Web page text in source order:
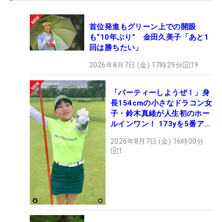
2次予選では2日目に「78」を叩きながら、そこから
カムバックも果たした。「前半だけで『41』も打っ
が、残りの2日間を「73」「70」と耐え抜いたこと
も、やはり自信につながっている。「（2日目を終
えて）焦ったけど、3日目からは、『取れるところ
で取っていこう』と思えたんです。最終日はボギー
もなく回れて、『東京に来て成長した部分があるん
だな』って実感できました」。
最終テストの会場となるJFEは、「中3か高1の時に
回ったことがあります」と、プレーしたことはある
が内容はうろ覚えという程度の接点。ただ、「めち
ゃくちゃ打ちました」という記憶は鮮明に残ってい
る。これまではピンのみを目指す攻撃型スタイルが
首位発進もグリーン上での開眼
も“10年ぶり” 金田久美子「あと1
回は勝ちたい」
2026年8月7日 (金) 17時29分 19
「パーティーしようぜ！」身
長154cmの小さなドラコン女
子・鈴木真緒が人生初のホー
ルインワン！ 173yを5番アイ
2026年8月7日 (金) 16時00分
1